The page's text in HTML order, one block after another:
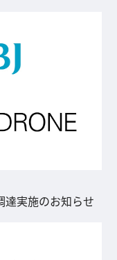
達実施のお知らせ